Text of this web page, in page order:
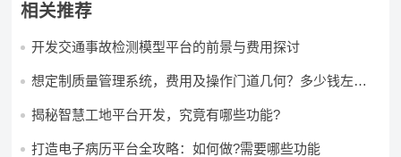
相关推荐
开发交通事故检测模型平台的前景与费用探讨
想定制质量管理系统，费用及操作门道几何？多少钱左右
揭秘智慧工地平台开发，究竟有哪些功能?
打造电子病历平台全攻略：如何做?需要哪些功能